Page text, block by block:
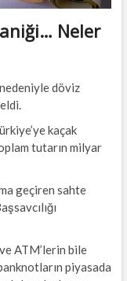
Neler
döviz
kaçak
tutarın milyar
geçiren sahte
ATM’lerin bile
piyasada